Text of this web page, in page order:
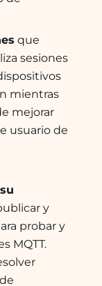
que
sesiones
mientras
mejorar
usuario de
y
probar y
MQTT.